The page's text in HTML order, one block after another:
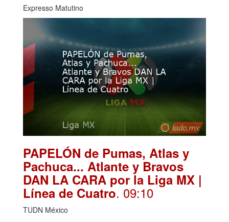
Expresso Matutino
PAPELÓN de Pumas, Atlas y
Pachuca... Atlante y Bravos
DAN LA CARA por la Liga MX |
Línea de Cuatro. 09:10
TUDN México